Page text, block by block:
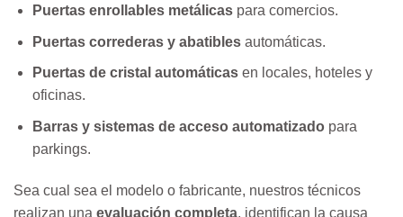
Puertas enrollables metálicaspara comercios.
Puertas correderas y abatiblesautomáticas.
Puertas de cristal automáticasen locales, hoteles y
oficinas.
Barras y sistemas de acceso automatizadopara
parkings.
Sea cual sea el modelo o fabricante, nuestros técnicos
realizan una evaluación completa, identifican la causa